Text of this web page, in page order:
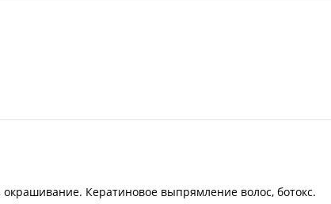
Кератиновое выпрямление волос, ботокс.